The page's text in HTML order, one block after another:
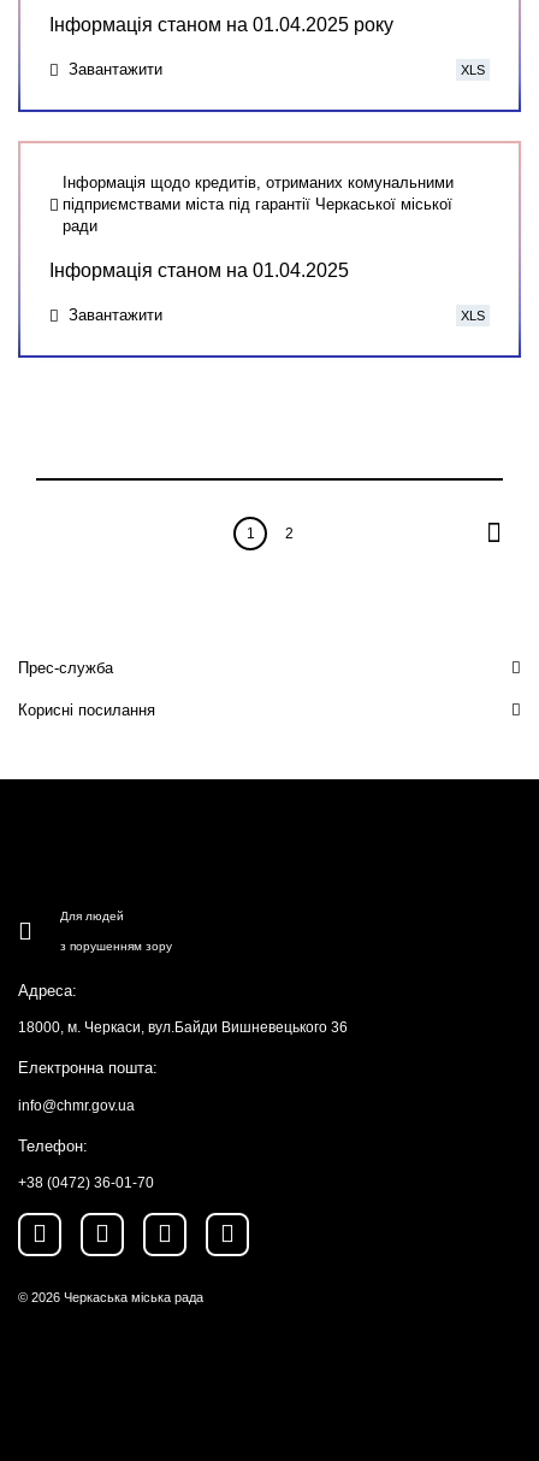
Інформація станом на 01.04.2025 року
Завантажити XLS
Інформація щодо кредитів, отриманих комунальними
підприємствами міста під гарантії Черкаської міської
ради
Інформація станом на 01.04.2025
Завантажити XLS
1 2
Прес-служба
Корисні посилання
Для людей
з порушенням зору
Адреса:
18000, м. Черкаси, вул.Байди Вишневецького 36
Електронна пошта:
info@chmr.gov.ua
Телефон:
+38 (0472) 36-01-70
© 2026 Черкаська міська рада